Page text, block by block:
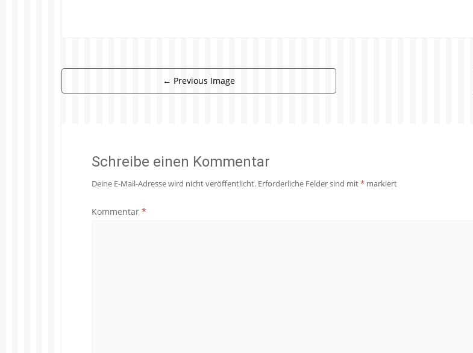
← Previous Image
Schreibe einen Kommentar
Deine E-Mail-Adresse wird nicht veröffentlicht. Erforderliche Felder sind mit* markiert
Kommentar *